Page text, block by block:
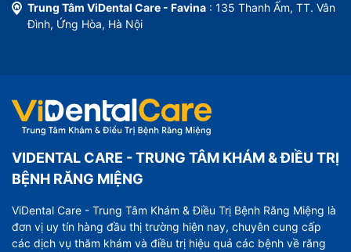
Trung Tâm ViDental Care - Favina : 135 Thanh Ấm, TT. Vân
Đình, Ứng Hòa, Hà Nội
VIDENTAL CARE - TRUNG TÂM KHÁM & ĐIỀU TRỊ
BỆNH RĂNG MIỆNG
ViDental Care - Trung Tâm Khám & Điều Trị Bệnh Răng Miệng là
đơn vị uy tín hàng đầu thị trường hiện nay, chuyên cung cấp
các dịch vụ thăm khám và điều trị hiệu quả các bệnh về răng